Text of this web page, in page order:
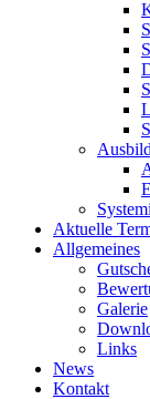
Aktuelle
Allgemeines
Galerie
Links
News
Kontakt